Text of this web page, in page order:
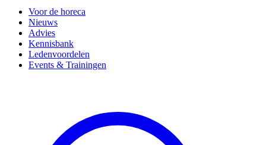
Voor de horeca
Nieuws
Advies
Kennisbank
Ledenvoordelen
Events & Trainingen